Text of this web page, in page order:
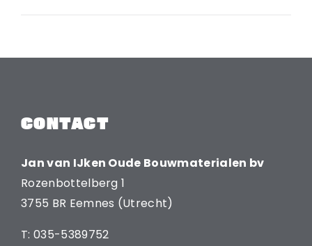
CONTACT
Jan van IJken Oude Bouwmaterialen bv
Rozenbottelberg 1
3755 BR Eemnes (Utrecht)
T: 035-5389752